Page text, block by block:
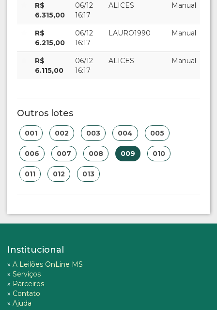
R$
6.315,00
06/12
16:17
ALICES Manual
R$
6.215,00
06/12
16:17
LAURO1990 Manual
R$
6.115,00
06/12
16:17
ALICES Manual
Outros lotes
001 002 003 004 005
006 007 008 009 010
011 012 013
Institucional
» A Leilões OnLine MS
» Serviços
» Parceiros
» Contato
» Ajuda